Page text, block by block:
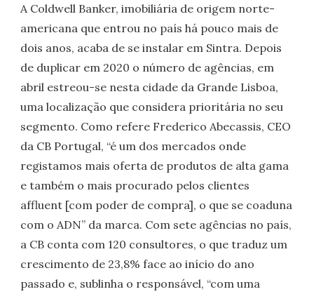
A Coldwell Banker, imobiliária de origem norte-
americana que entrou no país há pouco mais de
dois anos, acaba de se instalar em Sintra. Depois
de duplicar em 2020 o número de agências, em
abril estreou-se nesta cidade da Grande Lisboa,
uma localização que considera prioritária no seu
segmento. Como refere Frederico Abecassis, CEO
da CB Portugal, “é um dos mercados onde
registamos mais oferta de produtos de alta gama
e também o mais procurado pelos clientes
affluent [com poder de compra], o que se coaduna
com o ADN” da marca. Com sete agências no país,
a CB conta com 120 consultores, o que traduz um
crescimento de 23,8% face ao início do ano
passado e, sublinha o responsável, “com uma